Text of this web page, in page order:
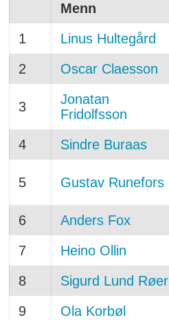
Menn
1
Linus Hultegård
2
Oscar Claesson
3
Jonatan
Fridolfsson
4 Sindre Buraas
5 Gustav Runefors
6
Anders Fox
7
Heino Ollin
8
Sigurd Lund Røer
9
Ola Korbøl